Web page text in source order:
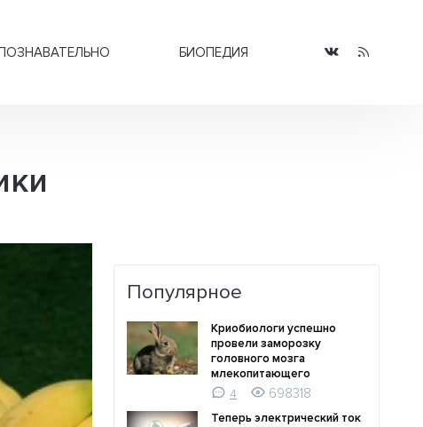
БИОПЕДИЯ
Популярное
Криобиологи успешно
провели заморозку
головного мозга
млекопитающего
4
698318
Теперь электрический ток